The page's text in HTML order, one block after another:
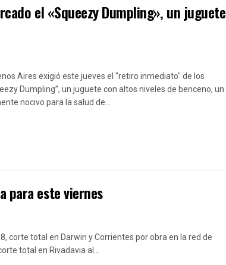
el «Squeezy Dumpling», un juguete
Aires exigió este jueves el "retiro inmediato" de los
Dumpling”, un juguete con altos niveles de benceno, un
nocivo para la salud de...
para este viernes
corte total en Darwin y Corrientes por obra en la red de
total en Rivadavia al...